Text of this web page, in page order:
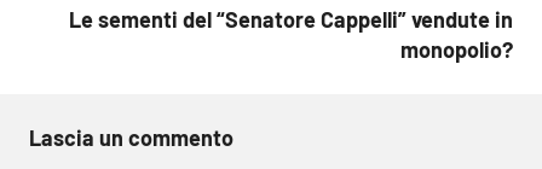
Le sementi del “Senatore Cappelli” vendute in
monopolio?
Lascia un commento